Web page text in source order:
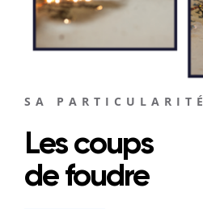
SA PARTICULARITÉ
Les coups
de foudre